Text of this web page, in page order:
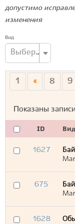
допустимо
изменения
Вид
Выберите вид...
1 « 8 9
Показаны записи
ID
1627
675
1628